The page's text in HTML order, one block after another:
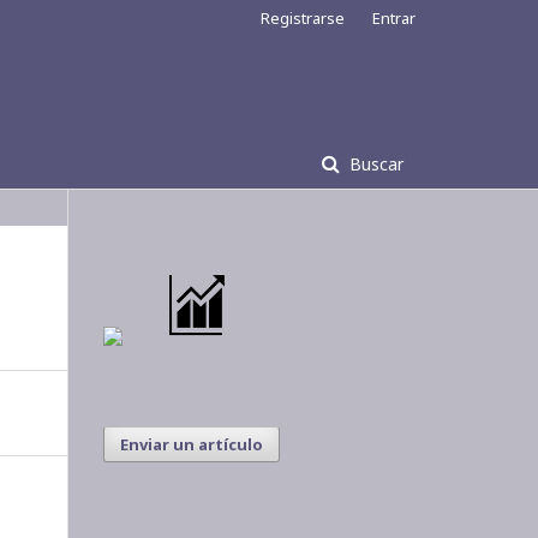
Buscar
Registrarse Entrar
Enviar un artículo